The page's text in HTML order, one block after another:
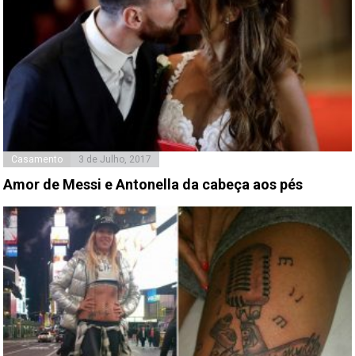
Casamento 3 de Julho, 2017
Amor de Messi e Antonella da cabeça aos pés